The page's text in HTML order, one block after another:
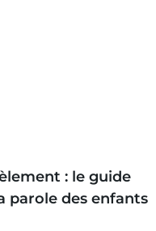
: le guide
parole des enfants